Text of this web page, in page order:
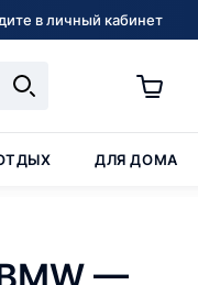
в личный кабинет
ДЛЯ ДОМА